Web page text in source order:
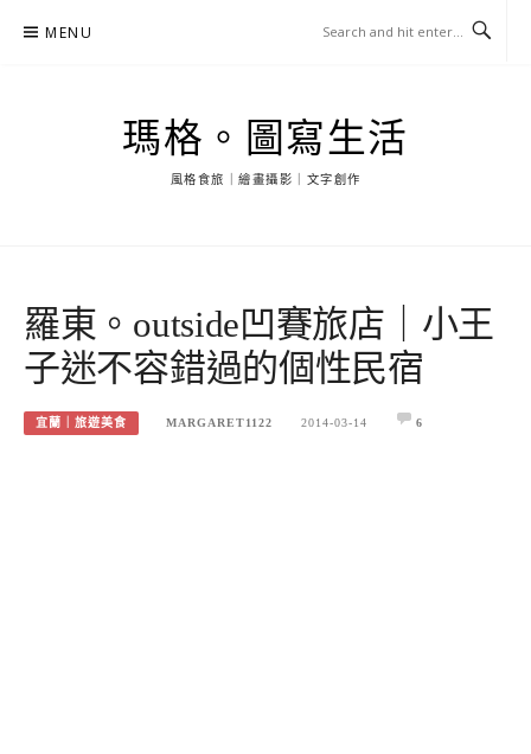
MENU
瑪格。圖寫生活
風格食旅｜繪畫攝影｜文字創作
羅東。outside凹賽旅店｜小王
子迷不容錯過的個性民宿
宜蘭｜旅遊美食 MARGARET1122 2014-03-14 6